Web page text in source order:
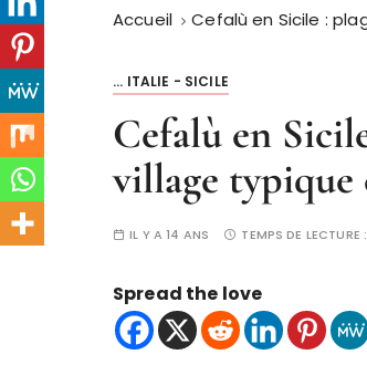
n
e
n
Accueil Cefalù en Sicile :
... ITALIE - SICILE
Cefalù en
village typique
IL Y A 14 ANS TEMPS DE LECTURE
Spread the love